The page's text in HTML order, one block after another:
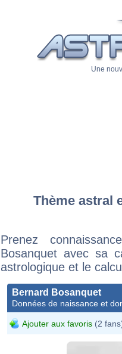
Une
Thème astral
Prenez
Bosanquet avec sa
astrologique et le
Bernard Bosanquet
Données de naissance et
Ajouter aux favoris (2